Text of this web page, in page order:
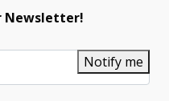
Newsletter!
Notify me